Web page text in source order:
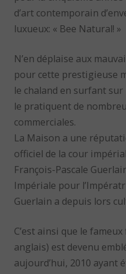
d’art contemporain
luxueux: « Bee Natural! »
N’en déplaise aux
pour cette prestigieuse
le chaland en surfant
le pratiquent de
commerciales.
La Maison a une
officiel de la cour
François-Pascale
Impériale pour
Guerlain a depuis lors
C’est ainsi que le
anglais) est devenu
aujourd’hui, 2010 ayant